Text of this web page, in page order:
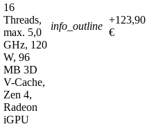
16
Threads,
max. 5,0
GHz, 120
W, 96
MB 3D
V-Cache,
Zen 4,
Radeon
iGPU
info_outline
+123,90
€